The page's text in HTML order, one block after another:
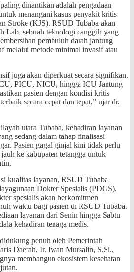
dinantikan adalah pengadaan
menangani kasus penyakit kritis
Stroke (KJS). RSUD Tubaba akan
Lab, sebuah teknologi canggih yang
pembuluh darah jantung
melalui metode minimal invasif atau
juga akan diperkuat secara signifikan.
PICU, NICU, hingga ICU Jantung
pasien dengan kondisi kritis
secara cepat dan tepat,” ujar dr.
utara Tubaba, kehadiran layanan
sedang dalam tahap finalisasi
Pasien gagal ginjal kini tidak perlu
ke kabupaten tetangga untuk
kualitas layanan, RSUD Tubaba
Dokter Spesialis (PDGS).
spesialis akan berkomitmen
waktu bagi pasien di RSUD Tubaba.
layanan dari Senin hingga Sabtu
kehadiran tenaga medis.
penuh oleh Pemerintah
Daerah, Ir. Iwan Mursalin, S.Si.,
membangun ekosistem kesehatan